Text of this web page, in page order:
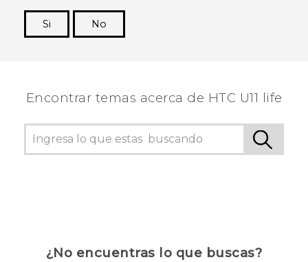
Si
No
Encontrar temas acerca de HTC U11 life
¿No encuentras lo que buscas?